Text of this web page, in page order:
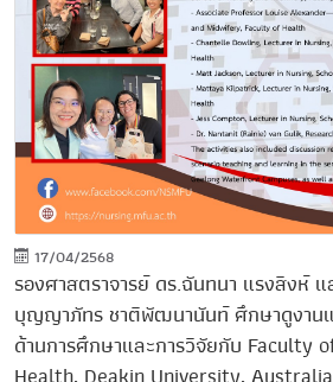
17/04/2568
รองศาสตราจารย์ ดร.ฉันทนา แรงสิงห์
บุญญาภัทร ชาติพัฒนานันท์ ศึกษาดูงานแ
ด้านการศึกษาและการวิจัยกับ Faculty